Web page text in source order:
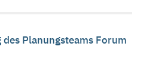
Planungsteams Forum